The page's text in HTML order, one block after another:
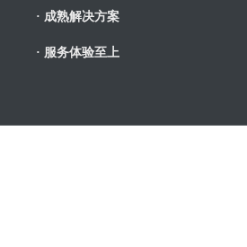
· 成熟解决方案
· 服务体验至上